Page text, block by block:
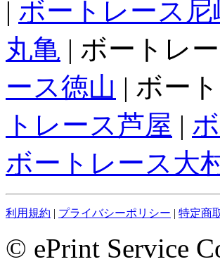
| ボートレース尼
丸亀 | ボートレ
ース徳山 | ボー
トレース芦屋 |
ボートレース大
利用規約 | プライバシーポリシー | 特定商
© ePrint Service